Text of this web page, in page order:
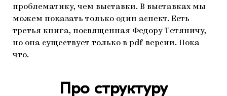
проблематику, чем выставки. В выставках мы
можем показать только один аспект. Есть
третья книга, посвященная Федору Тетяничу,
но она существует только в pdf-версии. Пока
что.
Про структуру